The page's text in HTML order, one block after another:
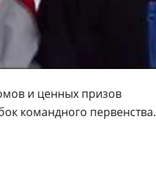
и ценных призов
командного первенства.